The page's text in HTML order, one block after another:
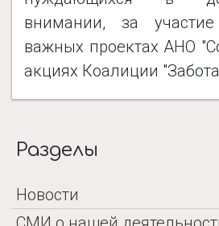
внимании, за
важных проектах АНО
акциях Коалиции
Разделы
Новости